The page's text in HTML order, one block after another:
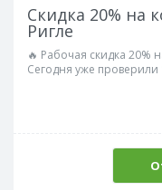
Скидка 20% на
Ригле
🔥 Рабочая скидка 20%
Сегодня уже проверили